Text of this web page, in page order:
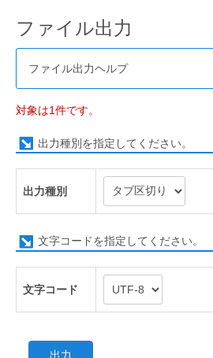
ファイル出力
ファイル出力ヘルプ
対象は1件です。
出力種別を指定してください。
出力種別
文字コードを指定してください。
文字コード